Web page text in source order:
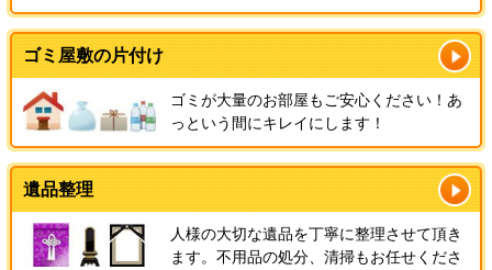
ゴミ屋敷の片付け
ゴミが大量のお部屋もご安心ください！あ
っという間にキレイにします！
遺品整理
人様の大切な遺品を丁寧に整理させて頂き
ます。不用品の処分、清掃もお任せくださ